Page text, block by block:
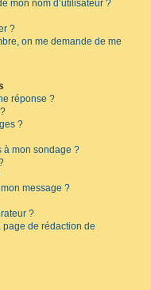
mon nom d’utilisateur ?
?
on me demande de me
réponse ?
?
à mon sondage ?
message ?
?
de rédaction de